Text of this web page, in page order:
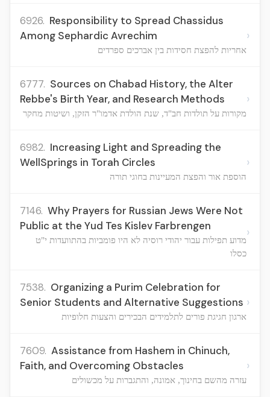
6926. Responsibility to Spread Chassidus
Among Sephardic Avrechim
אחריות להפצת חסידות בין אברכים ספרדים
›
6777. Sources on Chabad History, the Alter
Rebbe's Birth Year, and Research Methods
מקורות על תולדות חב"ד, שנת הולדת אדמו"ר הזקן, ושיטות מחקר
›
6982. Increasing Light and Spreading the
WellSprings in Torah Circles
הוספת אור והפצת המעיינות בחוגי תורה
›
7146. Why Prayers for Russian Jews Were Not
Public at the Yud Tes Kislev Farbrengen
מדוע תפילות עבור יהודי רוסיה לא היו פומביות בהתוועדות י"ט
כסלו
›
7538. Organizing a Purim Celebration for
Senior Students and Alternative Suggestions
ארגון חגיגת פורים לתלמידים הבכירים והצעות חלופיות
›
7609. Assistance from Hashem in Chinuch,
Faith, and Overcoming Obstacles
עזרה מהשם בחינוך, אמונה, והתגברות על מכשולים
›